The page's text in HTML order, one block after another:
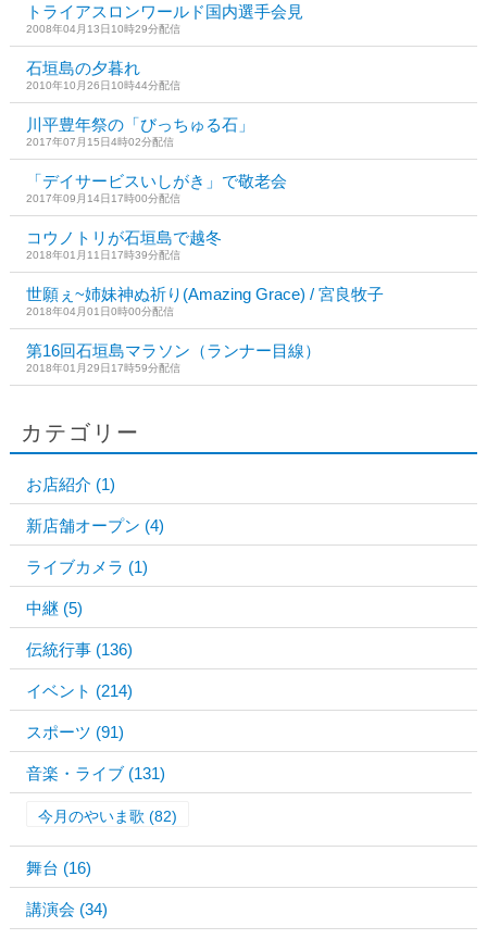
トライアスロンワールド国内選手会見
2008年04月13日10時29分配信
石垣島の夕暮れ
2010年10月26日10時44分配信
川平豊年祭の「びっちゅる石」
2017年07月15日4時02分配信
「デイサービスいしがき」で敬老会
2017年09月14日17時00分配信
コウノトリが石垣島で越冬
2018年01月11日17時39分配信
世願ぇ~姉妹神ぬ祈り(Amazing Grace) / 宮良牧子
2018年04月01日0時00分配信
第16回石垣島マラソン（ランナー目線）
2018年01月29日17時59分配信
カテゴリー
お店紹介 (1)
新店舗オープン (4)
ライブカメラ (1)
中継 (5)
伝統行事 (136)
イベント (214)
スポーツ (91)
音楽・ライブ (131)
今月のやいま歌 (82)
舞台 (16)
講演会 (34)